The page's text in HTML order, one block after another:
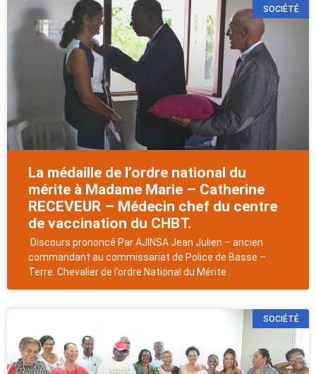
SOCIÉTÉ
La médaille de l’ordre national du
mérite à Madame Marie – Catherine
RECEVEUR – Médecin chef du centre
de vaccination du CHBT.
Discours prononcé Par AJINSA Jean Julien – ancien
commandant au commissariat de Police de Basse –
Terre. Chevalier de l’ordre National du Mérite .
SOCIÉTÉ